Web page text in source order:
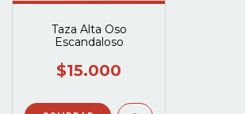
Taza Alta Oso
Escandaloso
$15.000